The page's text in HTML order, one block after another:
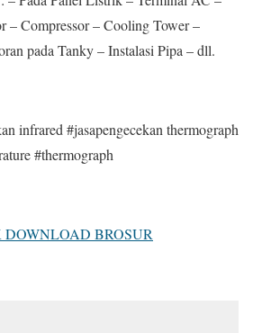
– Compressor – Cooling Tower –
pada Tanky – Instalasi Pipa – dll.
infrared #jasapengecekan thermograph
#thermograph
BROSUR